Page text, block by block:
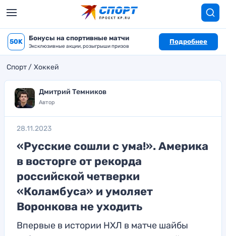
50K Бонусы на спортивные матчи
Эксклюзивные акции, розыгрыши призов
Подробнее
Спорт Хоккей
Дмитрий Темников
Автор
28.11.2023
«Русские сошли с ума!». Америка
в восторге от рекорда
российской четверки
«Коламбуса» и умоляет
Воронкова не уходить
Впервые в истории НХЛ в матче шайбы